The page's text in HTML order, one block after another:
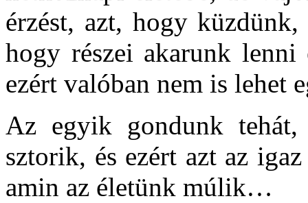
érzést, azt, hogy
hogy részei akarunk lenni
ezért valóban nem is lehet
Az egyik gondunk
sztorik, és ezért azt az
amin az életünk múlik…